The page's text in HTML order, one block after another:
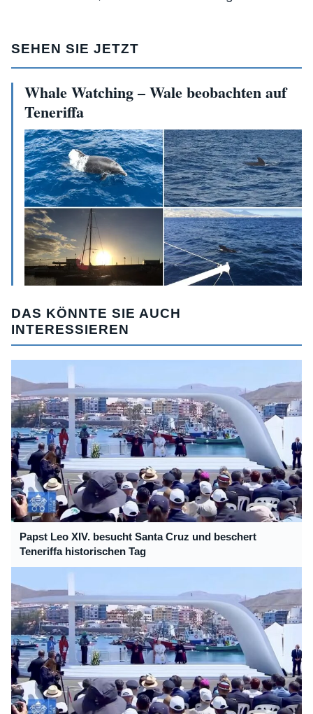
SEHEN SIE JETZT
Whale Watching – Wale beobachten auf
Teneriffa
DAS KÖNNTE SIE AUCH
INTERESSIEREN
Papst Leo XIV. besucht Santa Cruz und beschert
Teneriffa historischen Tag